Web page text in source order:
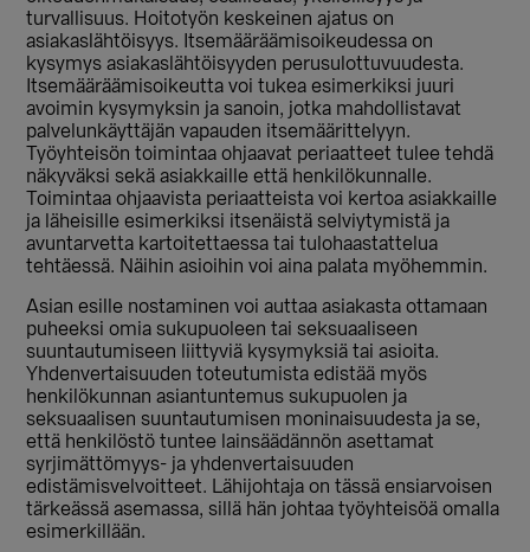
turvallisuus. Hoitotyön keskeinen ajatus on
asiakaslähtöisyys. Itsemääräämisoikeudessa on
kysymys asiakaslähtöisyyden perusulottuvuudesta.
Itsemääräämisoikeutta voi tukea esimerkiksi juuri
avoimin kysymyksin ja sanoin, jotka mahdollistavat
palvelunkäyttäjän vapauden itsemäärittelyyn.
Työyhteisön toimintaa ohjaavat periaatteet tulee tehdä
näkyväksi sekä asiakkaille että henkilökunnalle.
Toimintaa ohjaavista periaatteista voi kertoa asiakkaille
ja läheisille esimerkiksi itsenäistä selviytymistä ja
avuntarvetta kartoitettaessa tai tulohaastattelua
tehtäessä. Näihin asioihin voi aina palata myöhemmin.
Asian esille nostaminen voi auttaa asiakasta ottamaan
puheeksi omia sukupuoleen tai seksuaaliseen
suuntautumiseen liittyviä kysymyksiä tai asioita.
Yhdenvertaisuuden toteutumista edistää myös
henkilökunnan asiantuntemus sukupuolen ja
seksuaalisen suuntautumisen moninaisuudesta ja se,
että henkilöstö tuntee lainsäädännön asettamat
syrjimättömyys- ja yhdenvertaisuuden
edistämisvelvoitteet. Lähijohtaja on tässä ensiarvoisen
tärkeässä asemassa, sillä hän johtaa työyhteisöä omalla
esimerkillään.